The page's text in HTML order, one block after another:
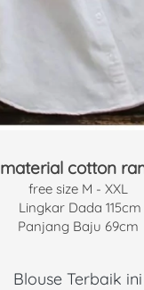
material cotton
free size M - XXL
Lingkar Dada 115cm
Panjang Baju 69cm
Blouse Terbaik ini